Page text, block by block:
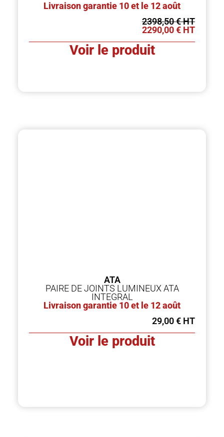
Livraison garantie 10 et le 12 août
2398,50€
2290,00€
Voir le produit
ATA
PAIRE DE JOINTS LUMINEUX ATA
INTEGRAL
Livraison garantie 10 et le 12 août
29,00€
Voir le produit